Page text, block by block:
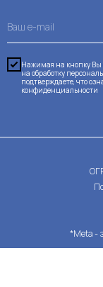
Нажимая на кнопку Вы
на обработку
подтверждаете, что
конфиденциальности
*Meta -